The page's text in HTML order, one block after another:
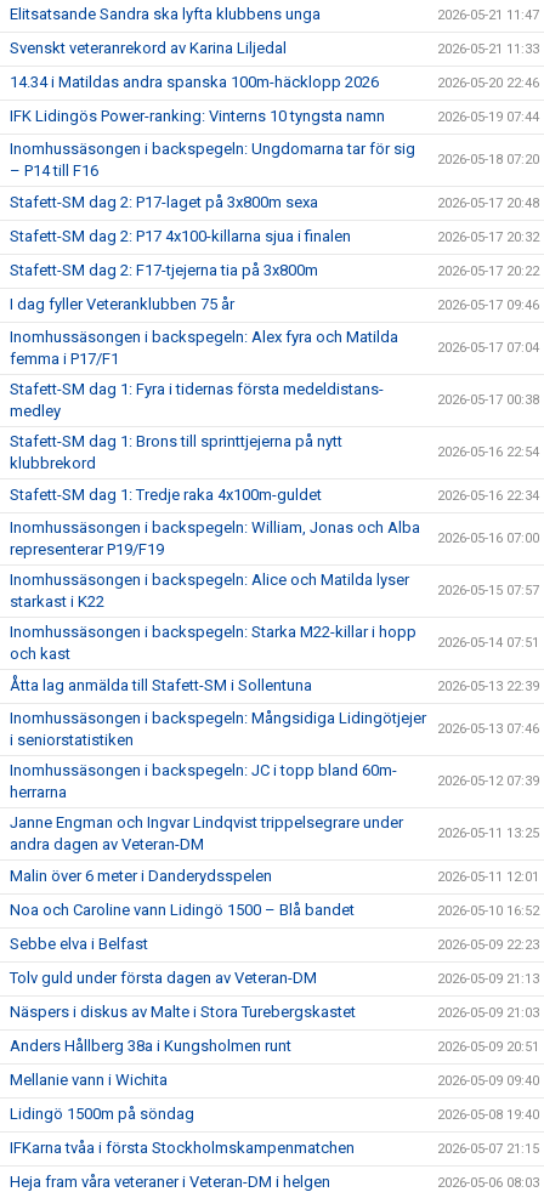
Elitsatsande Sandra ska lyfta klubbens unga 2026-05-21 11:47
Svenskt veteranrekord av Karina Liljedal 2026-05-21 11:33
14.34 i Matildas andra spanska 100m-häcklopp 2026 2026-05-20 22:46
IFK Lidingös Power-ranking: Vinterns 10 tyngsta namn 2026-05-19 07:44
Inomhussäsongen i backspegeln: Ungdomarna tar för sig
– P14 till F16
2026-05-18 07:20
Stafett-SM dag 2: P17-laget på 3x800m sexa 2026-05-17 20:48
Stafett-SM dag 2: P17 4x100-killarna sjua i finalen 2026-05-17 20:32
Stafett-SM dag 2: F17-tjejerna tia på 3x800m 2026-05-17 20:22
I dag fyller Veteranklubben 75 år 2026-05-17 09:46
Inomhussäsongen i backspegeln: Alex fyra och Matilda
femma i P17/F1
2026-05-17 07:04
Stafett-SM dag 1: Fyra i tidernas första medeldistans-
medley
2026-05-17 00:38
Stafett-SM dag 1: Brons till sprinttjejerna på nytt
klubbrekord
2026-05-16 22:54
Stafett-SM dag 1: Tredje raka 4x100m-guldet 2026-05-16 22:34
Inomhussäsongen i backspegeln: William, Jonas och Alba
representerar P19/F19
2026-05-16 07:00
Inomhussäsongen i backspegeln: Alice och Matilda lyser
starkast i K22
2026-05-15 07:57
Inomhussäsongen i backspegeln: Starka M22-killar i hopp
och kast
2026-05-14 07:51
Åtta lag anmälda till Stafett-SM i Sollentuna 2026-05-13 22:39
Inomhussäsongen i backspegeln: Mångsidiga Lidingötjejer
i seniorstatistiken
2026-05-13 07:46
Inomhussäsongen i backspegeln: JC i topp bland 60m-
herrarna
2026-05-12 07:39
Janne Engman och Ingvar Lindqvist trippelsegrare under
andra dagen av Veteran-DM
2026-05-11 13:25
Malin över 6 meter i Danderydsspelen 2026-05-11 12:01
Noa och Caroline vann Lidingö 1500 – Blå bandet 2026-05-10 16:52
Sebbe elva i Belfast 2026-05-09 22:23
Tolv guld under första dagen av Veteran-DM 2026-05-09 21:13
Näspers i diskus av Malte i Stora Turebergskastet 2026-05-09 21:03
Anders Hållberg 38a i Kungsholmen runt 2026-05-09 20:51
Mellanie vann i Wichita 2026-05-09 09:40
Lidingö 1500m på söndag 2026-05-08 19:40
IFKarna tvåa i första Stockholmskampenmatchen 2026-05-07 21:15
Heja fram våra veteraner i Veteran-DM i helgen 2026-05-06 08:03